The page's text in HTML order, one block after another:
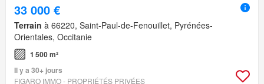
33 000 €
Terrain à 66220, Saint-Paul-de-Fenouillet, Pyrénées-
Orientales, Occitanie
1 500 m²
Il y a 30+ jours
FIGARO IMMO - PROPRIÉTÉS PRIVÉES